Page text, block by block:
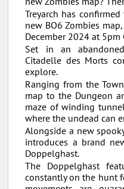
Treyarch has
new BO6 Zombies
December 2024 at 5pm
Set in an
Citadelle des Morts
explore.
Ranging from the
map to the Dungeon
maze of winding
where the undead can
Alongside a new
introduces a brand
Doppelghast.
The Doppelghast
constantly on the hunt